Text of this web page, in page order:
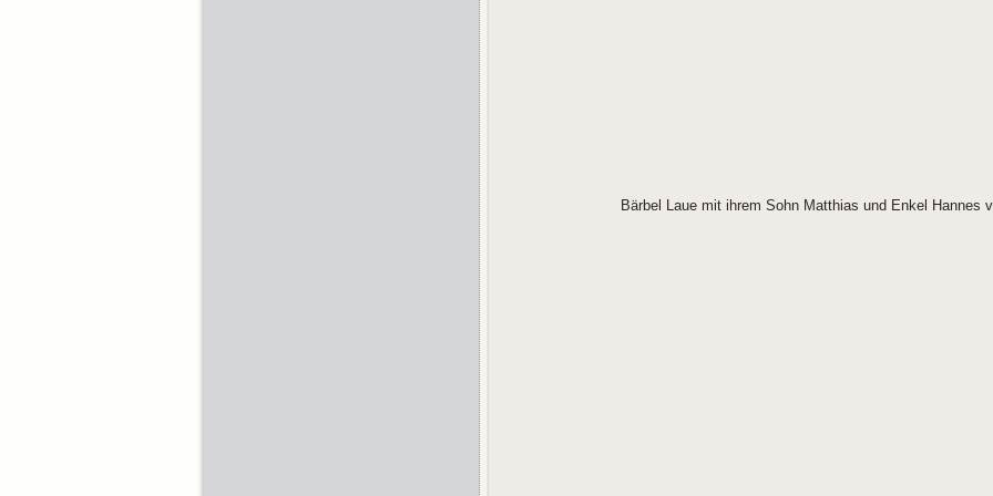
Bärbel Laue mit ihrem Sohn Matthias und Enkel Hannes